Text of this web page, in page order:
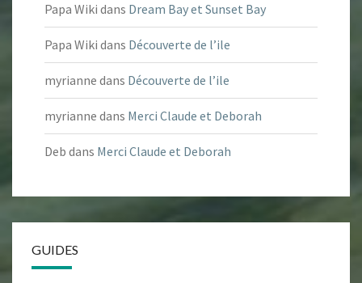
Papa Wiki dans Dream Bay et Sunset Bay
Papa Wiki dans Découverte de l’ile
myrianne dans Découverte de l’ile
myrianne dans Merci Claude et Deborah
Deb dans Merci Claude et Deborah
GUIDES